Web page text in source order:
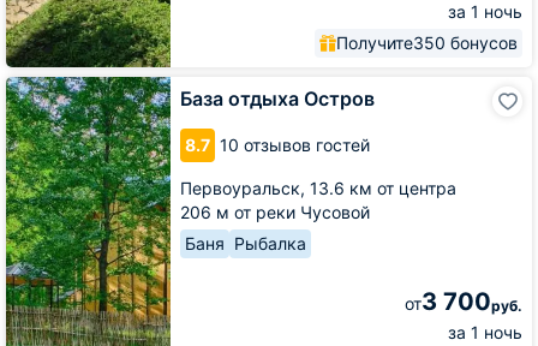
за 1 ночь
Получите350 бонусов
База отдыха Остров
8.7 10 отзывов гостей
Первоуральск, 13.6 км от центра
206 м от реки Чусовой
Баня Рыбалка
от3 700руб.
за 1 ночь
База
отдыха
Остров